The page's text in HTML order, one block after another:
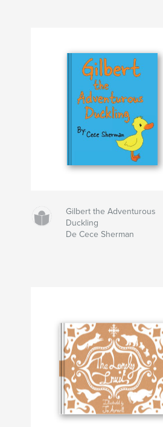
Gilbert the Adventurous
Duckling
De Cece Sherman